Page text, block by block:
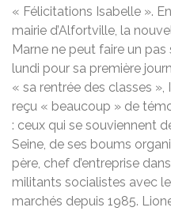
« Félicitations Isabelle ».
mairie d’Alfortville, la
Marne ne peut faire un
lundi pour sa première
« sa rentrée des classes »,
reçu « beaucoup » de
: ceux qui se souviennent
Seine, de ses boums
père, chef d’entreprise
militants socialistes avec
marchés depuis 1985.